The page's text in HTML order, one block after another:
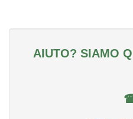
AIUTO? SIAMO